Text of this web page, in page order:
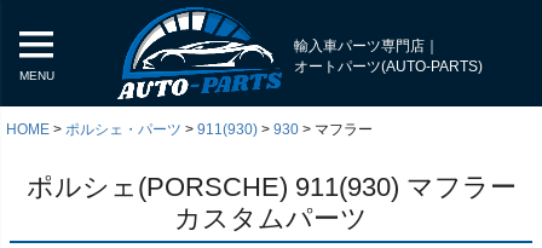
MENU
輸入車パーツ専門店｜
オートパーツ(AUTO-PARTS)
HOME ポルシェ・パーツ 911(930) 930 マフラー
ポルシェ(PORSCHE) 911(930) マフラー
カスタムパーツ